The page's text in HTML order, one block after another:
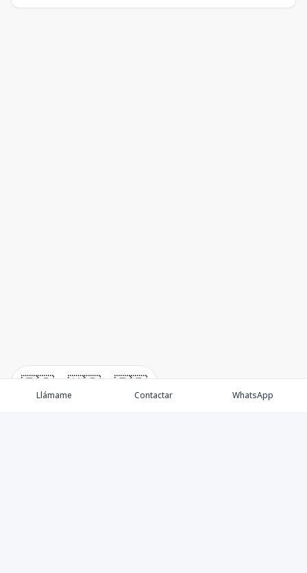
🇪🇸 🇺🇸 🇫🇷
Llámame Contactar WhatsApp